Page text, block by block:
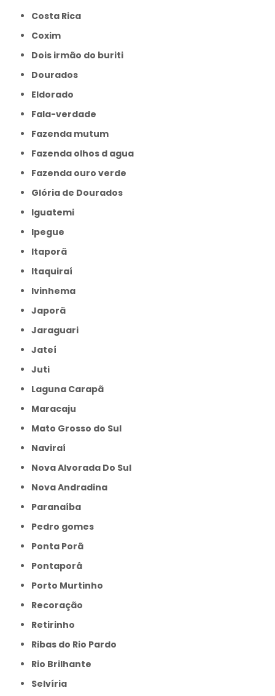
Costa Rica
Coxim
Dois irmão do buriti
Dourados
Eldorado
Fala-verdade
Fazenda mutum
Fazenda olhos d agua
Fazenda ouro verde
Glória de Dourados
Iguatemi
Ipegue
Itaporã
Itaquiraí
Ivinhema
Japorã
Jaraguari
Jateí
Juti
Laguna Carapã
Maracaju
Mato Grosso do Sul
Naviraí
Nova Alvorada Do Sul
Nova Andradina
Paranaíba
Pedro gomes
Ponta Porã
Pontaporâ
Porto Murtinho
Recoração
Retirinho
Ribas do Rio Pardo
Rio Brilhante
Selvíria